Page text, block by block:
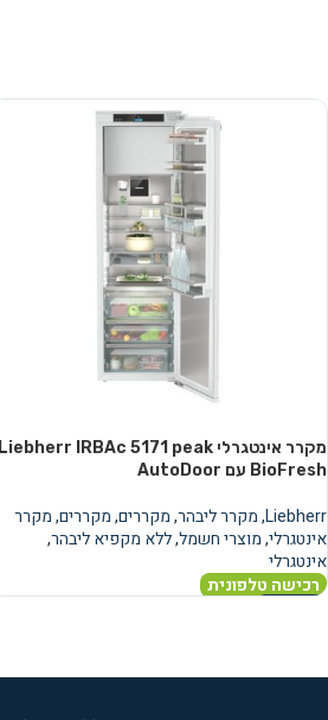
מקרר אינטגרלי Liebherr IRBAc 5171 peak
BioFresh עם AutoDoor
Liebherr
,מקרר ליבהר,מקררים,מקררים,מקרר
אינטגרלי,מוצרי חשמל,ללא מקפיא ליבהר,
אינטגרלי
רכישה טלפונית